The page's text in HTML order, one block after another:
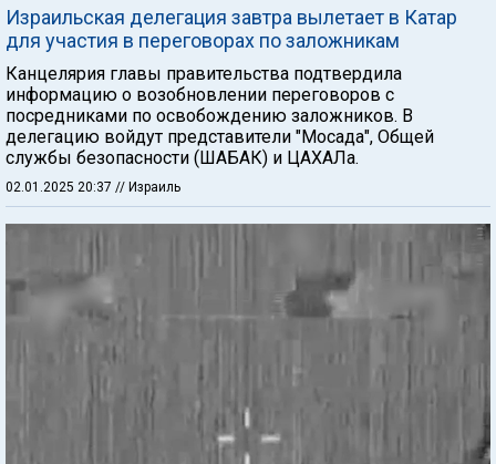
Израильская делегация завтра вылетает в Катар
для участия в переговорах по заложникам
Канцелярия главы правительства подтвердила
информацию о возобновлении переговоров с
посредниками по освобождению заложников. В
делегацию войдут представители "Мосада", Общей
службы безопасности (ШАБАК) и ЦАХАЛа.
02.01.2025 20:37 // Израиль